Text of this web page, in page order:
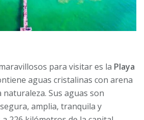
para visitar es la Playa
aguas cristalinas con arena
naturaleza. Sus aguas son
amplia, tranquila y